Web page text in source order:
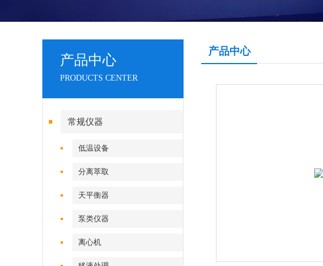
产品中心
PRODUCTS CENTER
常规仪器
低温设备
分离萃取
天平衡器
泵类仪器
离心机
产品中心